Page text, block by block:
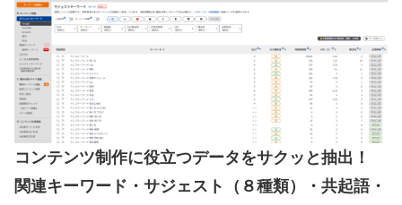
コンテンツ制作に役立つデータをサクッと抽出！
関連キーワード・サジェスト（８種類）・共起語・